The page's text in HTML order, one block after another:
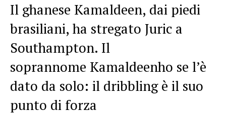
Il ghanese Kamaldeen, dai piedi
brasiliani, ha stregato Juric a
Southampton. Il
soprannome Kamaldeenho se l’è
dato da solo: il dribbling è il suo
punto di forza